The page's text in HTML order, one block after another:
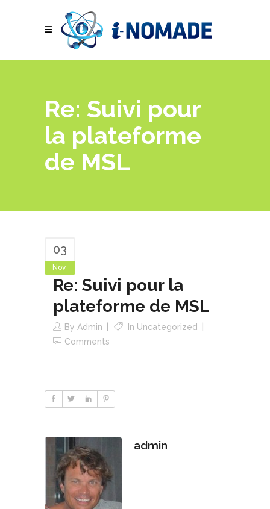
Re: Suivi pour
la plateforme
de MSL
03
Nov
Re: Suivi pour la
plateforme de MSL
By Admin In Uncategorized
Comments
admin